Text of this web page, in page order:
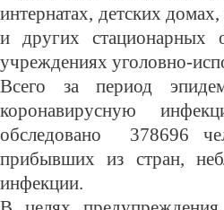
интернатах, детских
и других стационарных
учреждениях уголовно-
Всего за период
коронавирусную
обследовано 378696
прибывших из стран,
инфекции.